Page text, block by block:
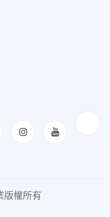
版權所有